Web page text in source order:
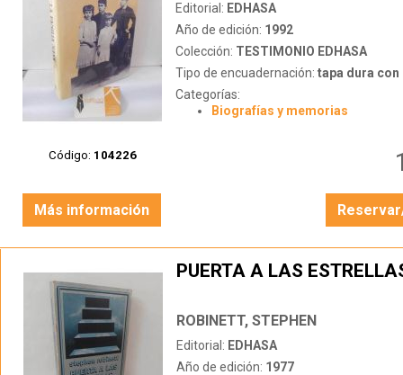
Código: 104226
Editorial: EDHASA
Año de edición: 1992
Colección: TESTIMONIO EDHASA
Tipo de encuadernación: tapa dura con
Categorías:
Biografías y memorias
Más información
PUERTA A LAS
ROBINETT, STEPHEN
Editorial: EDHASA
Año de edición: 1977